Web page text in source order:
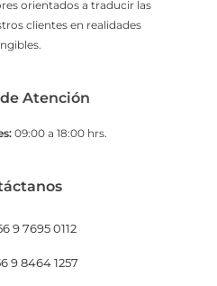
orientados a traducir las
clientes en realidades
Atención
09:00 a 18:00 hrs.
9 7695 0112
9 8464 1257